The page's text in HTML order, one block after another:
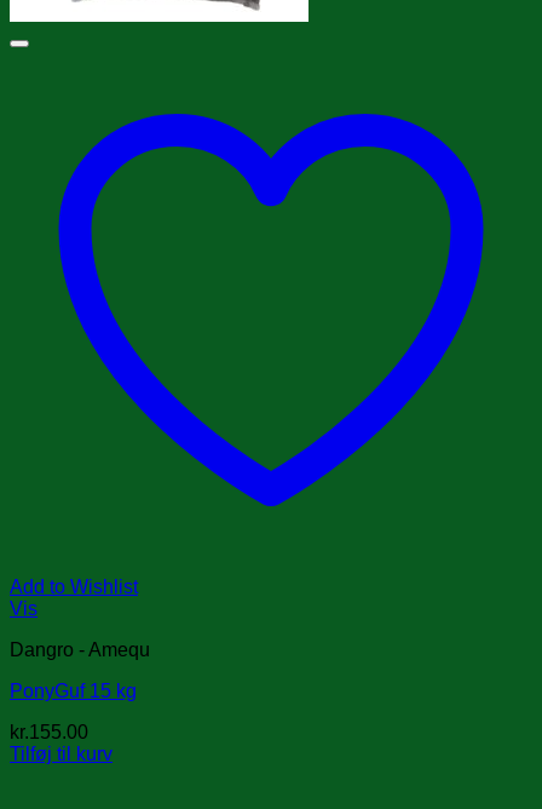
Add to Wishlist
Vis
Dangro - Amequ
PonyGuf 15 kg
kr.155.00
Tilføj til kurv